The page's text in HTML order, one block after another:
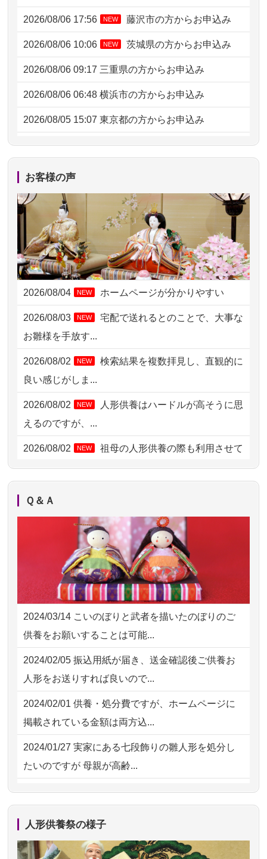
2026/08/06 17:56 NEW 藤沢市の方からお申込み
2026/08/06 10:06 NEW 茨城県の方からお申込み
2026/08/06 09:17 三重県の方からお申込み
2026/08/06 06:48 横浜市の方からお申込み
2026/08/05 15:07 東京都の方からお申込み
2026/08/05 11:33 神奈川の方からお申込み
2026/08/04 17:34
2026/08/04 15:40 千葉県の方からお申込み
2026/08/04 14:04 東京都の方からお申込み
2026/08/04 00:38 中野区の方からお申込み
2026/08/03 21:17 愛知県の方からお申込み
2026/08/02 18:47 虎ノ門の方からお申込み
2026/08/02 11:15 千葉県の方からお申込み
2026/08/02 06:46 相模原の方からお申込み
2026/08/01 19:28
2026/08/01 17:10 東京都の方からお申込み
2026/08/01 11:07 さいたの方からお申込み
2026/07/31 17:28
2026/07/31 12:32 東京都の方からお申込み
2026/07/31 10:29 京都市の方からお申込み
2026/07/31 08:41 埼玉県の方からお申込み
2026/07/30 22:27 墨田区の方からお申込み
2026/07/30 17:02 神奈川の方からお申込み
2026/07/30 15:59 神奈川の方からお申込み
お客様の声
2026/08/04 NEW ホームページが分かりやすい
2026/08/03 NEW
宅配で送れるとのことで、大事な
お雛様を手放す...
2026/08/02 NEW
検索結果を複数拝見し、直観的に
良い感じがしま...
2026/08/02 NEW
人形供養はハードルが高そうに思
えるのですが、...
2026/08/02 NEW
祖母の人形供養の際も利用させて
いただき安心感がある
供養の内容（料金や送り方等）がとて
も丁寧に説...
2026/07/18つい先日も利用させていただきまし
た。 手続...
2026/07/18 大切にしていたお人形をきちんと供養
してくださ...
2026/07/15 子供の頃から可愛がってきた七段飾り
の雛人形で...
2026/07/15 お客様の声を読み、丁寧に供養してい
ただけそう...
2026/07/13 遠方からでもご依頼出来る点と申込ま
での方法が...
2026/07/10家から近かったので。
Ｑ＆Ａ
2024/03/14 こいのぼりと武者を描いたのぼりのご
供養をお願いすることは可能...
2024/02/05 振込用紙が届き、送金確認後ご供養お
人形をお送りすれば良いので...
2024/02/01 供養・処分費ですが、ホームページに
掲載されている金額は両方込...
2024/01/27 実家にある七段飾りの雛人形を処分し
たいのですが 母親が高齢...
2024/01/13剥製の供養・処分をお願いできます
ですが？
人形供養祭の様子